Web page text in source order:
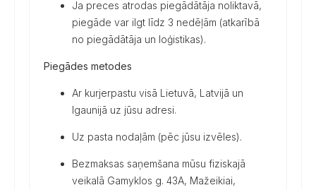
Ja preces atrodas piegādātāja noliktavā,
piegāde var ilgt līdz 3 nedēļām (atkarībā
no piegādātāja un loģistikas).
Piegādes metodes
Ar kurjerpastu visā Lietuvā, Latvijā un
Igaunijā uz jūsu adresi.
Uz pasta nodaļām (pēc jūsu izvēles).
Bezmaksas saņemšana mūsu fiziskajā
veikalā Gamyklos g. 43A, Mažeikiai,